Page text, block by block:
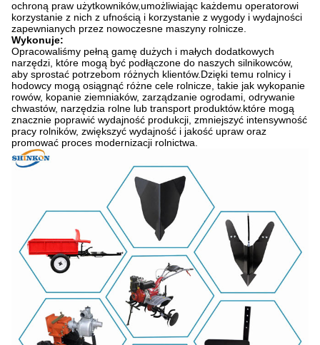
ochroną praw użytkowników,umożliwiając każdemu operatorowi
korzystanie z nich z ufnością i korzystanie z wygody i wydajności
zapewnianych przez nowoczesne maszyny rolnicze.
Wykonuje:
Opracowaliśmy pełną gamę dużych i małych dodatkowych
narzędzi, które mogą być podłączone do naszych silnikowców,
aby sprostać potrzebom różnych klientów.Dzięki temu rolnicy i
hodowcy mogą osiągnąć różne cele rolnicze, takie jak wykopanie
rowów, kopanie ziemniaków, zarządzanie ogrodami, odrywanie
chwastów, narzędzia rolne lub transport produktów.które mogą
znacznie poprawić wydajność produkcji, zmniejszyć intensywność
pracy rolników, zwiększyć wydajność i jakość upraw oraz
promować proces modernizacji rolnictwa.